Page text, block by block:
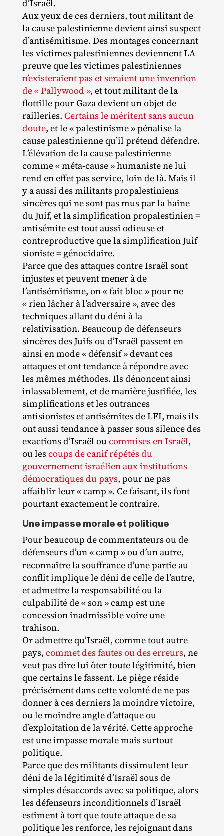
d’Israël.
Aux yeux de ces derniers, tout militant de
la cause palestinienne devient ainsi suspect
d’antisémitisme. Des montages concernant
les victimes palestiniennes deviennent LA
preuve que les victimes palestiniennes
n’existeraient pas et seraient une invention
de « Pallywood », et tout militant de la
flottille pour Gaza devient un objet de
railleries. Certains le méritent sans aucun
doute, et le « palestinisme » pénalise la
cause palestinienne qu’il prétend défendre.
L’élévation de la cause palestinienne
comme « méta‐​cause » humaniste ne lui
rend en effet pas service, loin de là. Mais il
y a aussi des militants propalestiniens
sincères qui ne sont pas mus par la haine
du Juif, et la simplification propalestinien =
antisémite est tout aussi odieuse et
contreproductive que la simplification Juif
sioniste = génocidaire.
Parce que des attaques contre Israël sont
injustes et peuvent mener à de
l’antisémitisme, on « fait bloc » pour ne
« rien lâcher à l’adversaire », avec des
techniques allant du déni à la
relativisation. Beaucoup de défenseurs
sincères des Juifs ou d’Israël passent en
ainsi en mode « défensif » devant ces
attaques et ont tendance à répondre avec
les mêmes méthodes. Ils dénoncent ainsi
inlassablement, et de manière justifiée, les
simplifications et les outrances
antisionistes et antisémites de LFI, mais ils
ont aussi tendance à passer sous silence des
exactions d’Israël oucommises en Israël,
ou lescoups de canif répétés du
gouvernement israélien aux institutions
démocratiques du pays, pour ne pas
affaiblir leur « camp ». Ce faisant, ils font
pourtant exactement le contraire.
Une impasse morale et politique
Pour beaucoup de commentateurs ou de
défenseurs d’un « camp » ou d’un autre,
reconnaître la souffrance d’une partie au
conflit implique le déni de celle de l’autre,
et admettre la responsabilité ou la
culpabilité de « son » camp est une
concession inadmissible voire une
trahison.
Or admettre qu’Israël, comme tout autre
pays, commet des fautes ou des erreurs, ne
veut pas dire lui ôter toute légitimité, bien
que certains le fassent. Le piège réside
précisément dans cette volonté de ne pas
donner à ces derniers la moindre victoire,
ou le moindre angle d’attaque ou
d’exploitation de la vérité. Cette approche
est une impasse morale mais surtout
politique.
Parce que des militants dissimulent leur
déni de la légitimité d’Israël sous de
simples désaccords avec sa politique, alors
les défenseurs inconditionnels d’Israël
estiment à tort que toute attaque de sa
politique les renforce, les rejoignant dans